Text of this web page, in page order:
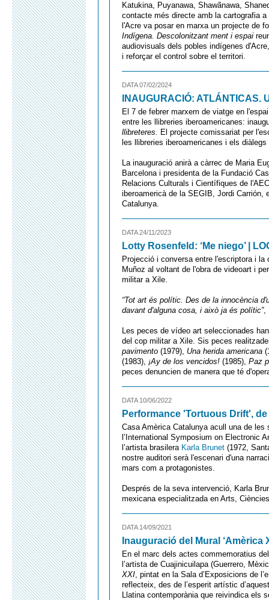
Katukina, Puyanawa, Shawãnawa,
contacte més directe amb la cartografia
l'Acre va posar en marxa un projecte de
Indígena. Descolonitzant ment i espai
audiovisuals dels pobles indígenes
i reforçar el control sobre el territori.
DATA 07/02/2024
INAUGURACIÓ:
El 7 de febrer marxem de viatge en
entre les llibreries iberoamericanes:
llibreteres. El projecte comissariat per
les llibreries iberoamericanes i els
La inauguració anirà a càrrec de Maria
Barcelona i presidenta de la Fundació
Relacions Culturals i Científiques de
iberoamericà de la SEGIB, Jordi Carrión,
Catalunya.
DATA 24/11/2023
Lotty Rosenfeld: ‘Me niego’ |
Projecció i conversa entre l'escriptora i
Muñoz al voltant de l'obra de videoart i
militar a Xile.
“Tot art és polític. Des de la innocència
davant d'alguna cosa, i això ja és polític”,
Les peces de vídeo art seleccionades
del cop militar a Xile. Sis peces
pavimento (1979), Una herida americana
(1983), ¡Ay de los vencidos! (1985), Paz
peces denuncien de manera que té
DATA 10/06/2022
Performance 'Tortuous Drift',
Casa Amèrica Catalunya acull una de les
l’International Symposium on Electronic
l’artista brasilera Karla Brunet (1972,
nostre auditori serà l'escenari d'una
mars com a protagonistes.
Després de la seva intervenció, Karla
mexicana especialitzada en Arts,
DATA 14/09/2021
Inauguració del Mural ‘Amèrica
En el marc dels actes commemoratius
l’artista de Cuajinicuilapa (Guerrero,
XXI, pintat en la Sala d’Exposicions de
reflecteix, des de l’esperit artístic
Llatina contemporània que reivindica els